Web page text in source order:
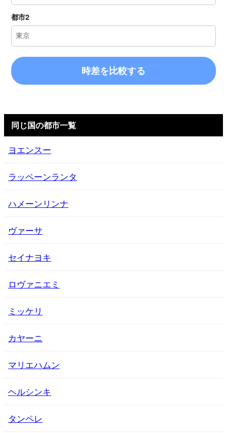
都市2
時差を比較する
同じ国の都市一覧
ヨエンスー
ラッペーンランタ
ハメーンリンナ
ヴァーサ
セイナヨキ
ロヴァニエミ
ミッケリ
カヤーニ
マリエハムン
ヘルシンキ
タンペレ